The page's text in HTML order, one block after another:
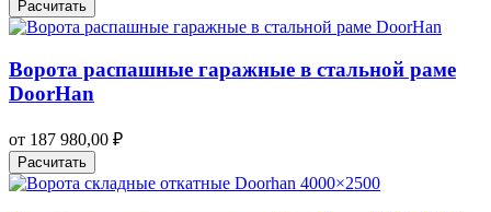
Расчитать
Ворота распашные гаражные в стальной раме
DoorHan
от 187 980,00 ₽
Расчитать